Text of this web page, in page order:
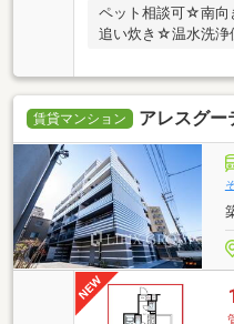
ペット相談可☆南
追い炊き☆温水洗
賃貸マンション アレスグー